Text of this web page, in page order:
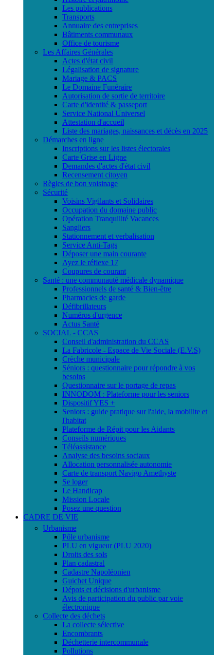
Les publications
Transports
Annuaire des entreprises
Bâtiments communaux
Office de tourisme
Les Affaires Générales
Actes d'état civil
Légalisation de signature
Mariage & PACS
Le Domaine Funéraire
Autorisation de sortie de territoire
Carte d'identité & passeport
Service National Universel
Attestation d'accueil
Liste des mariages, naissances et décès en 2025
Démarches en ligne
Inscriptions sur les listes électorales
Carte Grise en Ligne
Demandes d'actes d'état civil
Recensement citoyen
Règles de bon voisinage
Sécurité
Voisins Vigilants et Solidaires
Occupation du domaine public
Opération Tranquilité Vacances
Sangliers
Stationnement et verbalisation
Service Anti-Tags
Déposer une main courante
Ayez le réflexe 17
Coupures de courant
Santé : une communauté médicale dynamique
Professionnels de santé & Bien-être
Pharmacies de garde
Défibrillateurs
Numéros d'urgence
Actus Santé
SOCIAL - CCAS
Conseil d'administration du CCAS
La Fabricole - Espace de Vie Sociale (E.V.S)
Crèche municipale
Séniors : questionnaire pour répondre à vos
besoins
Questionnaire sur le portage de repas
INNODOM : Plateforme pour les seniors
Dispositif YES +
Seniors : guide pratique sur l'aide, la mobilite et
l'habitat
Plateforme de Répit pour les Aidants
Conseils numériques
Téléassistance
Analyse des besoins sociaux
Allocation personnalisée autonomie
Carte de transport Navigo Amethyste
Se loger
Le Handicap
Mission Locale
Posez une question
CADRE DE VIE
Urbanisme
Pôle urbanisme
PLU en vigueur (PLU 2020)
Droits des sols
Plan cadastral
Cadastre Napoléonien
Guichet Unique
Dépots et décisions d'urbanisme
Avis de participation du public par voie
électronique
Collecte des déchets
La collecte sélective
Encombrants
Déchetterie intercommunale
Pollutions